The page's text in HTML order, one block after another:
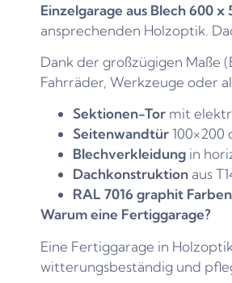
Einzelgarage aus Blech 600
ansprechenden Holzoptik.
Dank der großzügigen Maße
Fahrräder, Werkzeuge oder
Sektionen-Tor mit
Seitenwandtür
Blechverkleidung in
Dachkonstruktion aus
RAL 7016 graphit Farben
Warum eine Fertiggarage?
Eine Fertiggarage in
witterungsbeständig und